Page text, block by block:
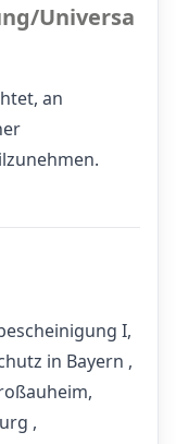
an
I,
in Bayern ,
,